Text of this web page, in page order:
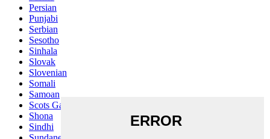
Persian
Punjabi
Serbian
Sesotho
Sinhala
Slovak
Slovenian
Somali
Samoan
Scots Gaelic
Shona
Sindhi